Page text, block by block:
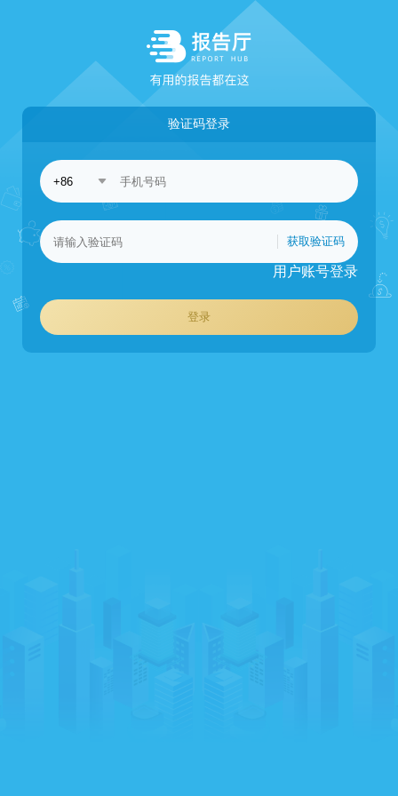
验证码登录
获取验证码
用户账号登录
登录